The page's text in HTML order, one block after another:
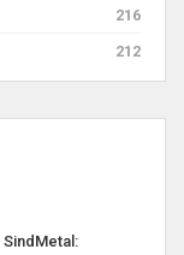
216
212